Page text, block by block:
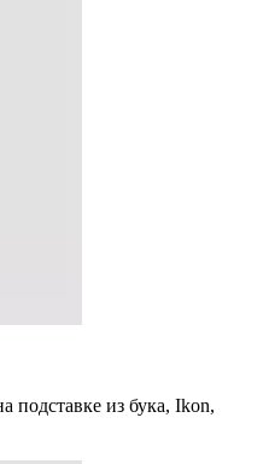
подставке из бука, Ikon,